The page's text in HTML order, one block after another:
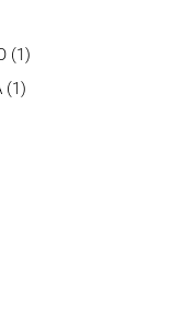
11
11